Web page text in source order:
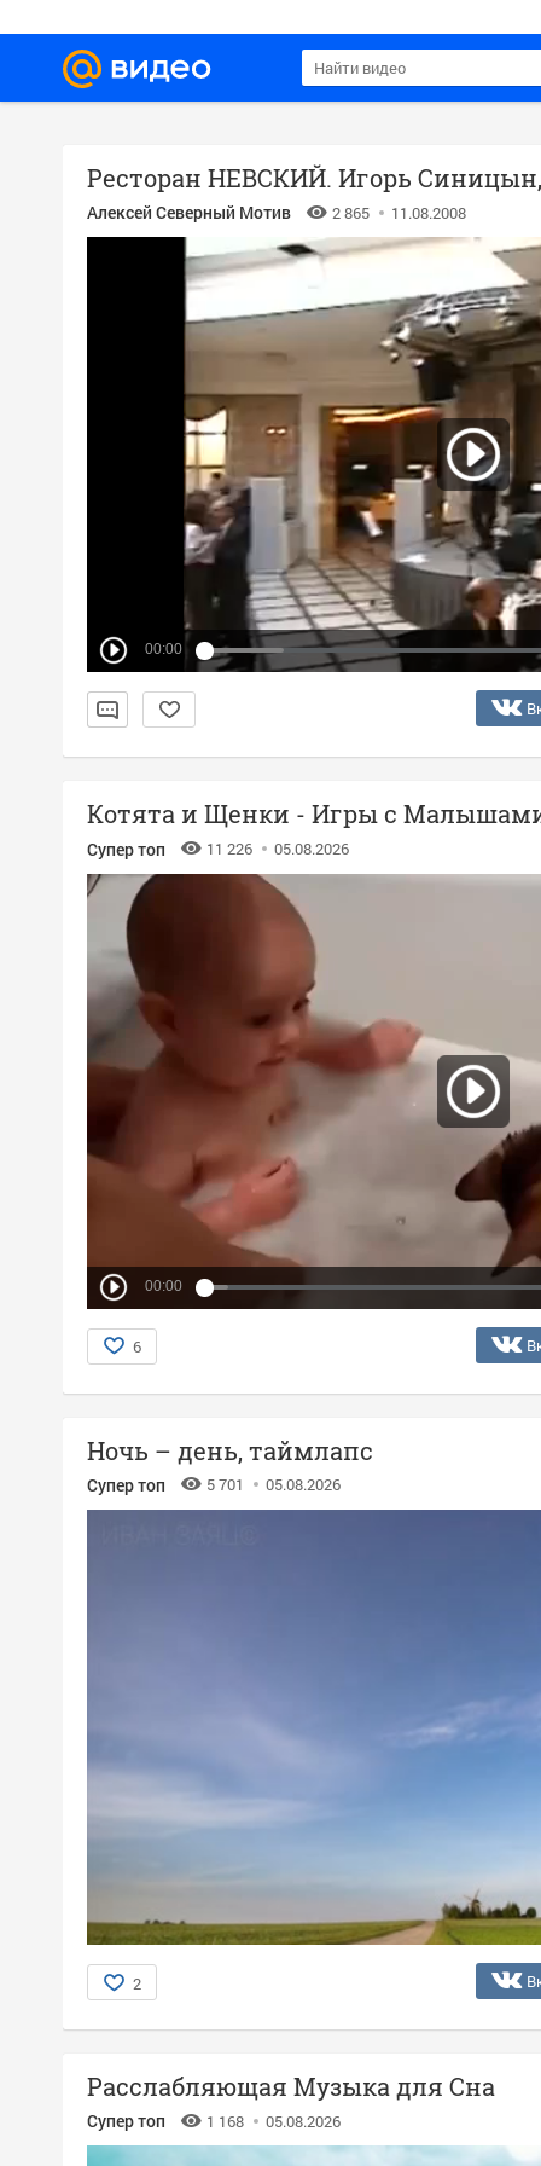
Алексей Северный Мотив 2 865 11.08.2008
00:00
Котята и Щенки - Игры с
Супер топ 11 226 05.08.2026
00:00
6
Ночь – день, таймлапс
Супер топ 5 701 05.08.2026
2
Расслабляющая Музыка для Сна
Супер топ 1 168 05.08.2026